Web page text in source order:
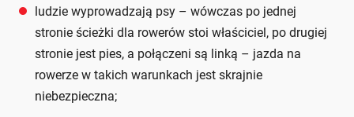
ludzie wyprowadzają psy – wówczas po jednej
stronie ścieżki dla rowerów stoi właściciel, po drugiej
stronie jest pies, a połączeni są linką – jazda na
rowerze w takich warunkach jest skrajnie
niebezpieczna;